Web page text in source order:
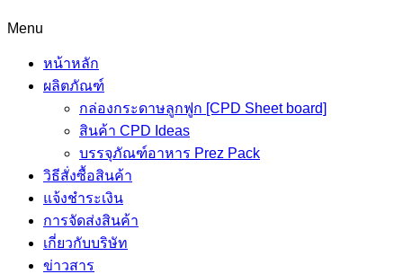
Menu
หน้าหลัก
ผลิตภัณฑ์
กล่องกระดาษลูกฟูก [CPD Sheet board]
สินค้า CPD Ideas
บรรจุภัณฑ์อาหาร Prez Pack
วิธีสั่งซื้อสินค้า
แจ้งชำระเงิน
การจัดส่งสินค้า
เกี่ยวกับบริษัท
ข่าวสาร